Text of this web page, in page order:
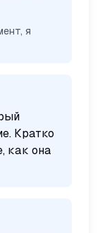
я
Кратко
как она